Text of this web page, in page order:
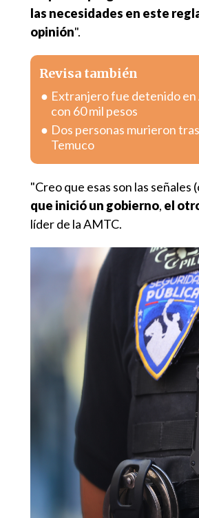
las necesidades en este
opinión".
Revisa también
Extranjero fue detenido
con 60 mil pesos
Dos personas murieron
Temuco
"Creo que esas son las
que inició un gobierno, el
líder de la AMTC.